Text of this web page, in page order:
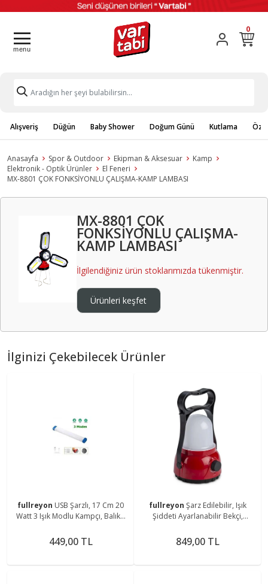
0
Alışveriş Düğün Baby Shower Doğum Günü Kutlama
Anasayfa Spor & Outdoor Ekipman & Aksesuar
Kamp
Elektronik - Optik Ürünler
El Feneri
MX-8801 ÇOK FONKSİYONLU ÇALIŞMA-KAMP LAMBASI
MX-8801 ÇOK
FONKSİYONLU ÇALIŞMA-
KAMP LAMBASI
İlgilendiğiniz ürün stoklarımızda tükenmiştir.
Ürünleri keşfet
İlginizi Çekebilecek Ürünler
fullreyon USB Şarzlı, 17 Cm 20
Watt 3 Işık Modlu Kampçı, Balıkçı
Magnetli Aplik
449,00 TL
fullreyon Şarz Edilebilir, Işık
Şiddeti Ayarlanabilir Bekçi,
Aparatlı Fener
849,00 TL